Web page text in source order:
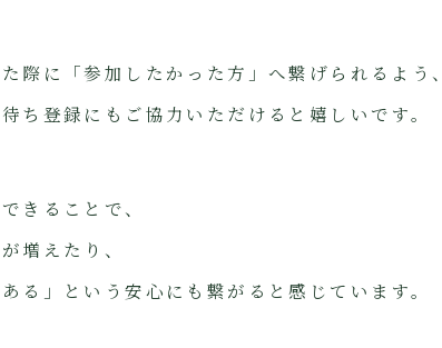
際に「参加したかった方」へ繋げられるよう、
ち登録にもご協力いただけると嬉しいです。
きることで、
増えたり、
る」という安心にも繋がると感じています。